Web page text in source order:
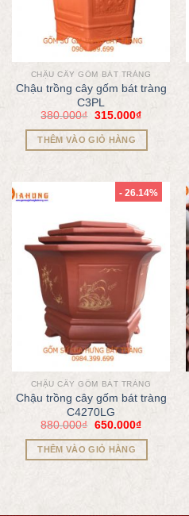
CHẬU CÂY GỐM BÁT TRÀNG
Chậu trồng cây gốm bát tràng
C3PL
380.000₫ 315.000₫
THÊM VÀO GIỎ HÀNG
- 26.14%
CHẬU CÂY GỐM BÁT TRÀNG
Chậu trồng cây gốm bát tràng
C4270LG
880.000₫ 650.000₫
THÊM VÀO GIỎ HÀNG